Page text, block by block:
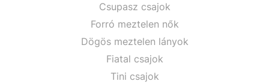
Csupasz csajok
Forró meztelen nők
Dögös meztelen lányok
Fiatal csajok
Tini csajok